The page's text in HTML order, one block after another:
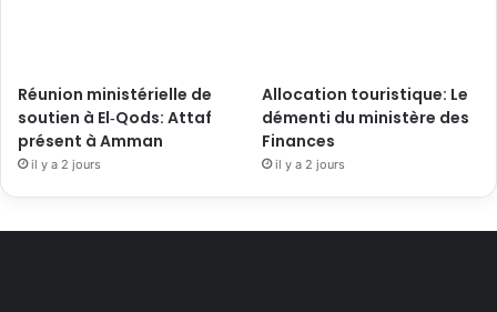
Réunion ministérielle de
soutien à El‑Qods: Attaf
présent à Amman
il y a 2 jours
Allocation touristique: Le
démenti du ministère des
Finances
il y a 2 jours